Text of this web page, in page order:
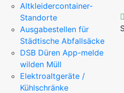
Altkleidercontainer-
Standorte
Ausgabestellen für
Städtische Abfallsäcke
DSB Düren App-melde
wilden Müll
Elektroaltgeräte /
Kühlschränke